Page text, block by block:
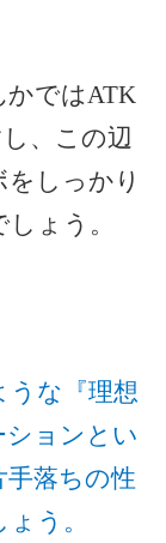
かではATK
、この辺
しっかり
ょう。
うな『理想
ョンとい
落ちの性
う。